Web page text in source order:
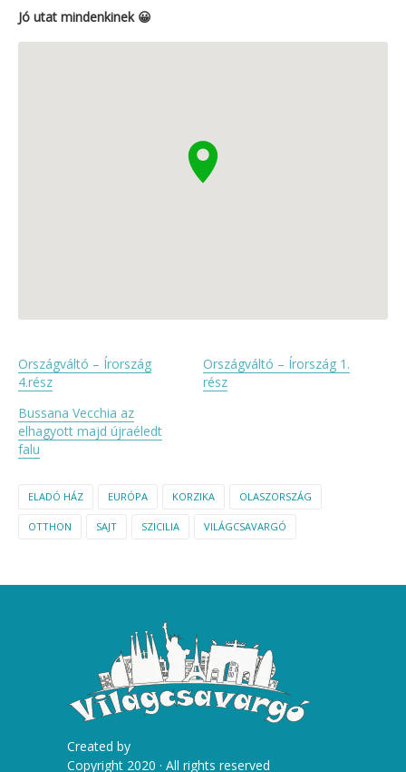
Jó utat mindenkinek 😀
Országváltó – Írország
4.rész
Országváltó – Írország 1.
rész
Bussana Vecchia az
elhagyott majd újraéledt
falu
ELADÓ HÁZ EURÓPA KORZIKA OLASZORSZÁG
OTTHON SAJT SZICILIA VILÁGCSAVARGÓ
Created by
Copyright 2020 · All rights reserved